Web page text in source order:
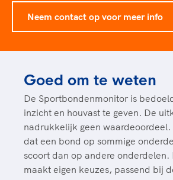
Neem contact op voor meer info
Goed om te weten
De Sportbondenmonitor is
inzicht en houvast te geven. De
nadrukkelijk geen waardeoordeel.
dat een bond op sommige
scoort dan op andere onderdelen.
maakt eigen keuzes, passend bij